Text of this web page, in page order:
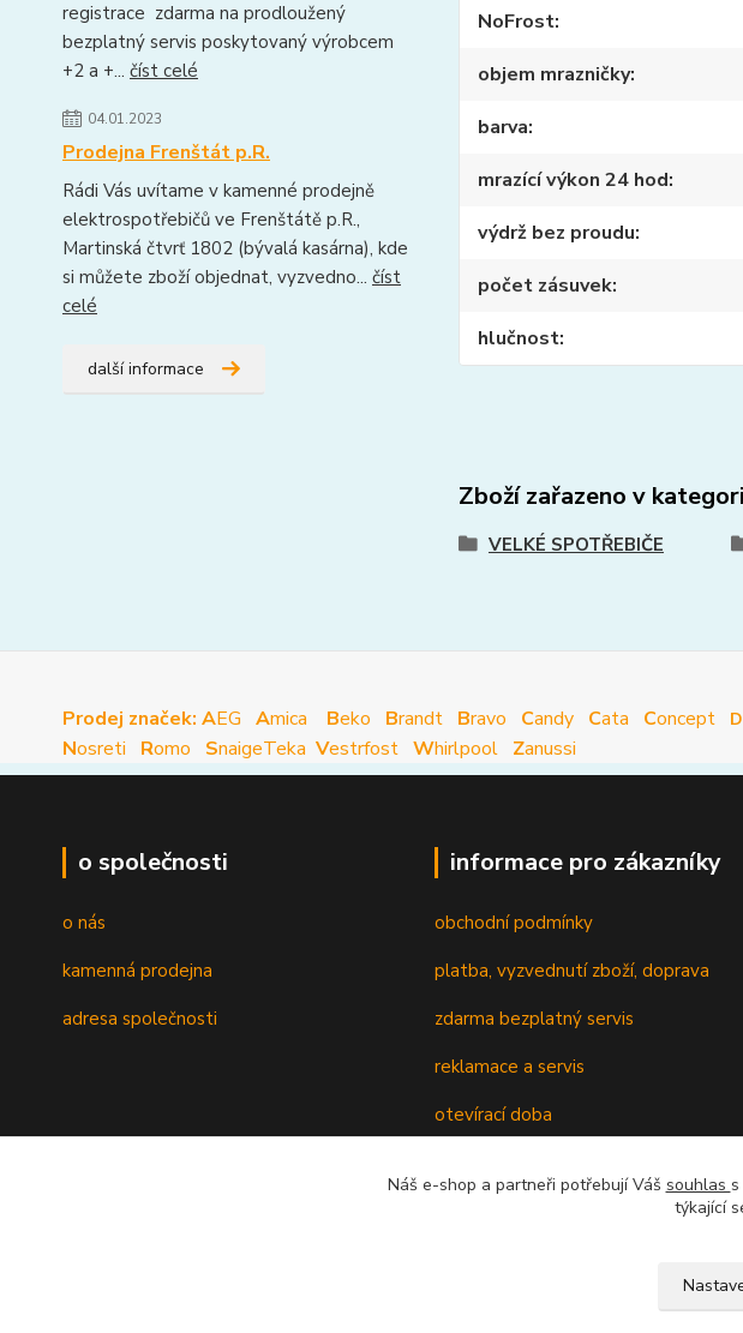
registrace zdarma na prodloužený
bezplatný servis poskytovaný výrobcem
+2 a +... číst celé
04.01.2023
Prodejna Frenštát p.R.
Rádi Vás uvítame v kamenné prodejně
elektrospotřebičů ve Frenštátě p.R.,
Martinská čtvrť 1802 (bývalá kasárna), kde
si můžete zboží objednat, vyzvedno... číst
celé
další informace
NoFrost
objem mrazničky
barva
mrazící výkon 24 hod
výdrž bez proudu
počet zásuvek
hlučnost
Zboží zařazeno v
VELKÉ SPOTŘEBIČE
Prodej značek: AEG Amica Beko Brandt Bravo Candy Cata Concept D
Nosreti Romo SnaigeTeka Vestrfost Whirlpool Zanussi
o společnosti
o nás
kamenná prodejna
adresa společnosti
informace pro zákazníky
obchodní podmínky
platba, vyzvednutí zboží, doprava
zdarma bezplatný servis
reklamace a servis
otevírací doba
Náš e-shop a partneři potřebují Váš souhlas
týkající